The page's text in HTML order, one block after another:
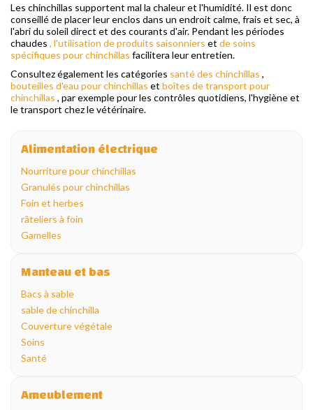
Les chinchillas supportent mal la chaleur et l'humidité. Il est donc
conseillé de placer leur enclos dans un endroit calme, frais et sec, à
l'abri du soleil direct et des courants d'air. Pendant les périodes
chaudes , l'utilisation de produits saisonniers et de soins
spécifiques pour chinchillas facilitera leur entretien.
Consultez également les catégories santé des chinchillas ,
bouteilles d'eau pour chinchillas et boîtes de transport pour
chinchillas , par exemple pour les contrôles quotidiens, l'hygiène et
le transport chez le vétérinaire.
Alimentation électrique
Nourriture pour chinchillas
Granulés pour chinchillas
Foin et herbes
râteliers à foin
Gamelles
Manteau et bas
Bacs à sable
sable de chinchilla
Couverture végétale
Soins
Santé
Ameublement